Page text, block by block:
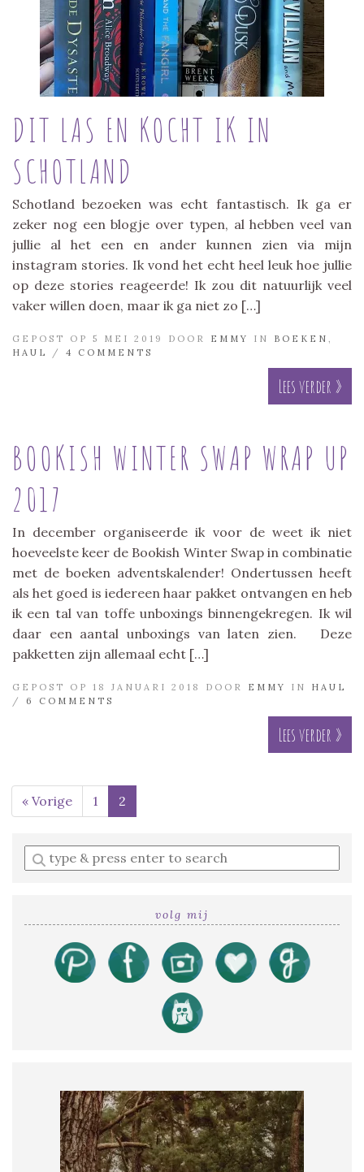
DIT LAS EN KOCHT IK IN
SCHOTLAND
Schotland bezoeken was echt fantastisch. Ik ga er
zeker nog een blogje over typen, al hebben veel van
jullie al het een en ander kunnen zien via mijn
instagram stories. Ik vond het echt heel leuk hoe jullie
op deze stories reageerde! Ik zou dit natuurlijk veel
vaker willen doen, maar ik ga niet zo […]
GEPOST OP 5 MEI 2019 DOOR EMMY IN BOEKEN
HAUL
/ 4 COMMENTS
Lees verder »
BOOKISH WINTER SWAP WRAP UP
2017
In december organiseerde ik voor de weet ik niet
hoeveelste keer de Bookish Winter Swap in combinatie
met de boeken adventskalender! Ondertussen heeft
als het goed is iedereen haar pakket ontvangen en heb
ik een tal van toffe unboxings binnengekregen. Ik wil
daar een aantal unboxings van laten zien. Deze
pakketten zijn allemaal echt […]
GEPOST OP 18 JANUARI 2018 DOOR EMMY IN HAUL
/ 6 COMMENTS
Lees verder »
« Vorige 1 2
Enter
a
volg mij